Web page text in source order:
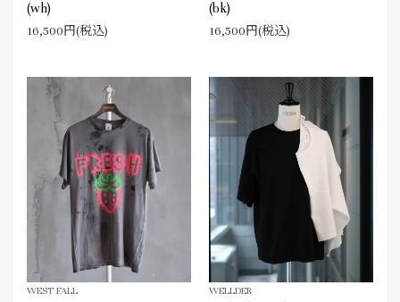
(wh)
16,500円(税込)
(bk)
16,500円(税込)
WEST FALL WELLDER